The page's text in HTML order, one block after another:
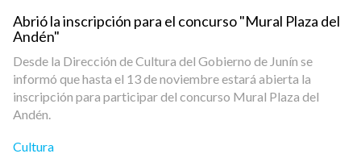
Abrió la inscripción para el concurso "Mural Plaza del
Andén"
Desde la Dirección de Cultura del Gobierno de Junín se
informó que hasta el 13 de noviembre estará abierta la
inscripción para participar del concurso Mural Plaza del
Andén.
Cultura